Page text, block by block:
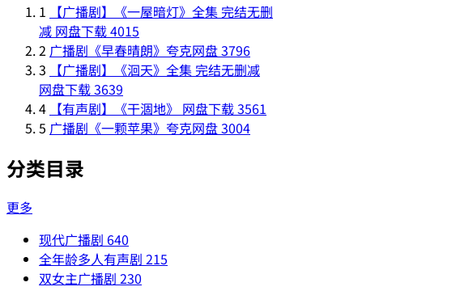
1
【广播剧】《一屋暗灯》全集 完结无删
减 网盘下载4015
2 广播剧《早春晴朗》夸克网盘3796
3
【广播剧】《洄天》全集 完结无删减
网盘下载3639
4 【有声剧】《干涸地》 网盘下载3561
5 广播剧《一颗苹果》夸克网盘3004
分类目录
更多
现代广播剧 640
全年龄多人有声剧 215
双女主广播剧 230